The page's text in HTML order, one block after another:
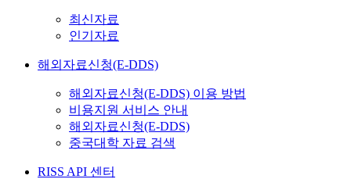
최신자료
인기자료
해외자료신청(E-DDS)
해외자료신청(E-DDS) 이용 방법
비용지원 서비스 안내
해외자료신청(E-DDS)
중국대학 자료 검색
RISS API 센터